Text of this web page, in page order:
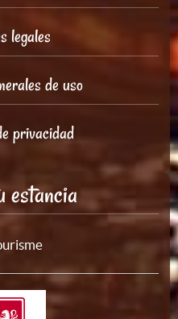
legales
de uso
privacidad
estancia